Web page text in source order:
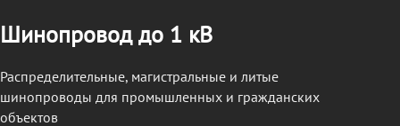
Шинопровод до 1 кВ
Распределительные, магистральные и литые
шинопроводы для промышленных и гражданских
объектов